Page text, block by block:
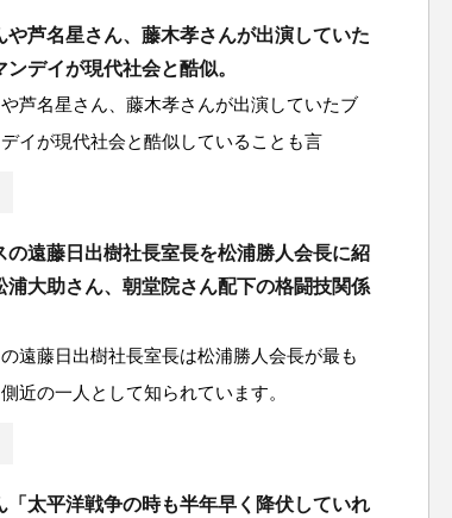
や芦名星さん、藤木孝さんが出演していた
デイが現代社会と酷似。
芦名星さん、藤木孝さんが出演していたブ
イが現代社会と酷似していることも言
の遠藤日出樹社長室長を松浦勝人会長に紹
浦大助さん、朝堂院さん配下の格闘技関係
遠藤日出樹社長室長は松浦勝人会長が最も
近の一人として知られています。
「太平洋戦争の時も半年早く降伏していれ